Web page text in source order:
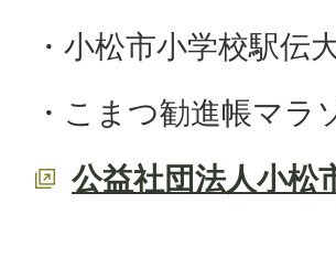
・小松市小学校駅伝
・こまつ勧進帳マラ
公益社団法人小松